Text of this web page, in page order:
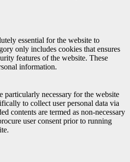
essential for the website to
only includes cookies that ensures
features of the website. These
information.
particularly necessary for the website
to collect user personal data via
contents are termed as non-necessary
user consent prior to running